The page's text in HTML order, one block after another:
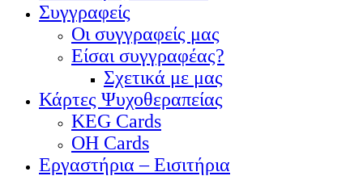
Συγγραφείς
Οι συγγραφείς μας
Είσαι συγγραφέας?
Σχετικά με μας
Κάρτες Ψυχοθεραπείας
KEG Cards
OH Cards
Εργαστήρια – Εισιτήρια